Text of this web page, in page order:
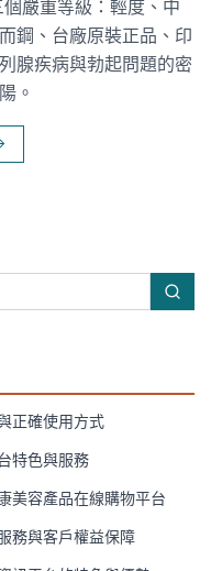
嚴重等級：輕度、中
鋼、台廠原裝正品、印
腺疾病與勃起問題的密
。
正確使用方式
特色與服務
美容產品在線購物平台
務與客戶權益保障